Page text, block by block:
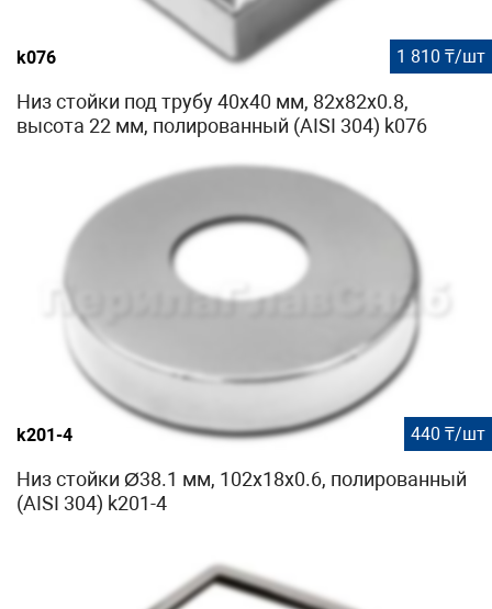
k076 1 810 ₸/шт
Низ стойки под трубу 40х40 мм, 82х82х0.8,
высота 22 мм, полированный (AISI 304) k076
k201-4 440 ₸/шт
Низ стойки Ø38.1 мм, 102х18х0.6, полированный
(AISI 304) k201-4